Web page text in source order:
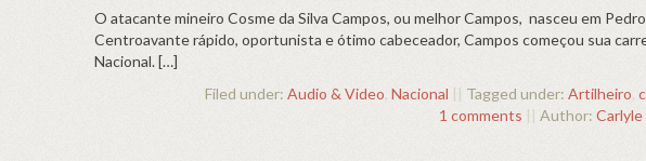
O atacante mineiro Cosme da Silva Campos, ou melhor Campos, nasceu em
Centroavante rápido, oportunista e ótimo cabeceador, Campos começou sua
Nacional. […]
Filed under: Audio & Video, Nacional || Tagged under: Artilheiro
1 comments || Author: